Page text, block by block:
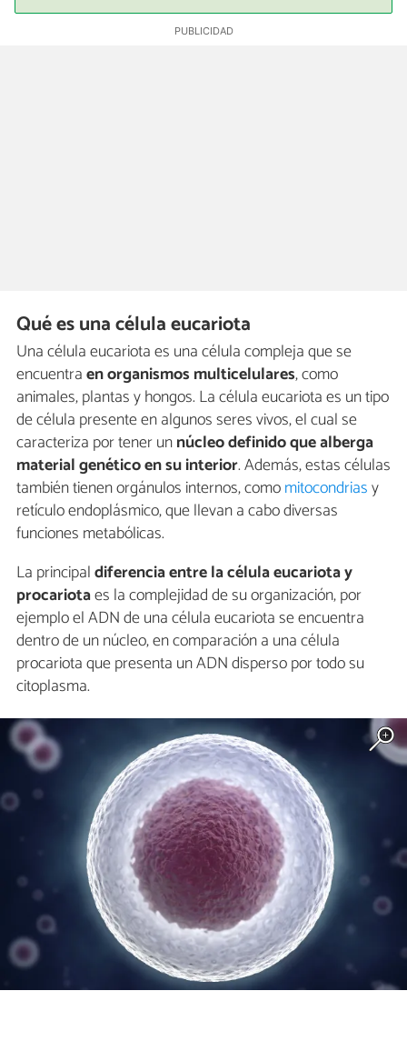
Qué es una célula eucariota
Una célula eucariota es una célula compleja que se
encuentraen organismos multicelulares, como
animales, plantas y hongos. La célula eucariota es un tipo
de célula presente en algunos seres vivos, el cual se
caracteriza por tener unnúcleo definido que alberga
material genético en su interior. Además, estas células
también tienen orgánulos internos, comomitocondriasy
retículo endoplásmico, que llevan a cabo diversas
funciones metabólicas.
La principaldiferencia entre la célula eucariota y
procariotaes la complejidad de su organización, por
ejemplo el ADN de una célula eucariota se encuentra
dentro de un núcleo, en comparación a una célula
procariota que presenta un ADN disperso por todo su
citoplasma.